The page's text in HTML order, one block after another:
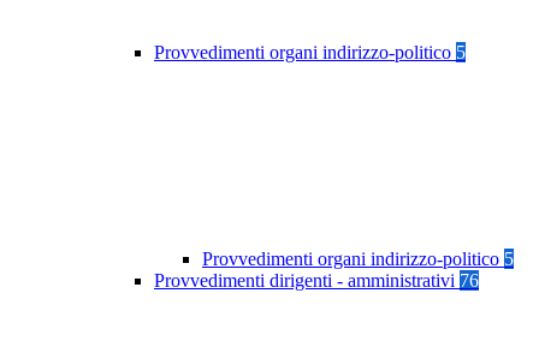
Provvedimenti organi indirizzo-politico 5
Provvedimenti organi indirizzo-politico 5
Provvedimenti dirigenti - amministrativi 76